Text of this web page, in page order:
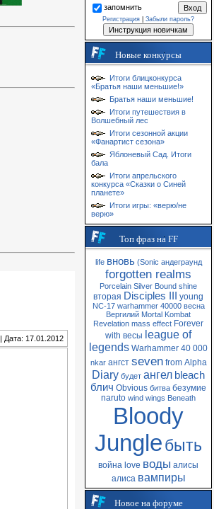
| Дата: 17.01.2012
запомнить
Регистрация Забыли пароль?
Новые конкурсы
Итоги блицконкурса
«Братья наши меньшие!»
Братья наши меньшие!
Итоги путешествия в
Волшебный лес
Итоги сезонной акции
«Фанартист сезона»
Яблоневый Сад. Итоги
бала
Итоги апрельского
конкурса «Сказки о Синей
планете»
Итоги игры: «верю/не
верю»
Топ фраз на FF
life вновь (Sonic андеграунд
forgotten realms
Porcelain Silver Bound shine
вторая Disciples III young
NC-17 warhammer 40000 весна
Вергилий Mortal Kombat
Revelation mass effect Forever
with весы league of
legends Warhammer 40 000
nkar ангст seven from Alpha
Diary будет ангел bleach
блич Obvious битва безумие
naruto wind wings Beneath
Bloody
Jungleбыть
война love воды алисы
алиса вампиры
Новое на форуме